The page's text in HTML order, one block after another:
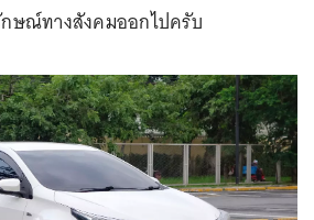
ษณ์ทางสังคมออกไปครับ